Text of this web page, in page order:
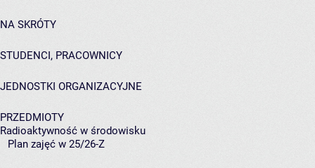
NA SKRÓTY
STUDENCI, PRACOWNICY
JEDNOSTKI ORGANIZACYJNE
PRZEDMIOTY
Radioaktywność w środowisku
Plan zajęć w 25/26-Z